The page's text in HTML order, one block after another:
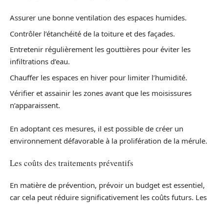
Assurer une bonne ventilation des espaces humides.
Contrôler l’étanchéité de la toiture et des façades.
Entretenir régulièrement les gouttières pour éviter les
infiltrations d’eau.
Chauffer les espaces en hiver pour limiter l’humidité.
Vérifier et assainir les zones avant que les moisissures
n’apparaissent.
En adoptant ces mesures, il est possible de créer un
environnement défavorable à la prolifération de la mérule.
Les coûts des traitements préventifs
En matière de prévention, prévoir un budget est essentiel,
car cela peut réduire significativement les coûts futurs. Les